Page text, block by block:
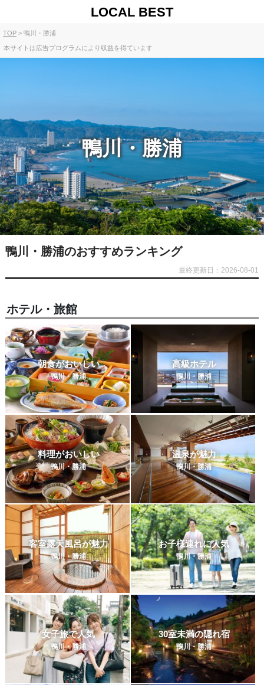
LOCAL BEST
TOP 鴨川・勝浦
本サイトは広告プログラムにより収益を得ています
鴨川・勝浦
鴨川・勝浦のおすすめランキング
最終更新日：2026-08-01
ホテル・旅館
朝食がおいしい
鴨川・勝浦
高級ホテル
鴨川・勝浦
料理がおいしい
鴨川・勝浦
温泉が魅力
鴨川・勝浦
客室露天風呂が魅力
鴨川・勝浦
お子様連れに人気
鴨川・勝浦
女子旅で人気
鴨川・勝浦
30室未満の隠れ宿
鴨川・勝浦